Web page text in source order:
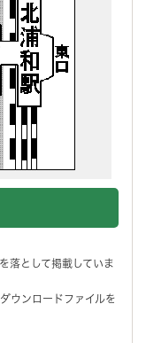
落として掲載していま
ウンロードファイルを